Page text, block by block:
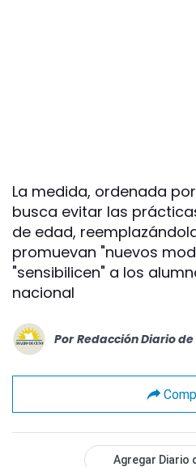
La medida, ordenada
busca evitar las
de edad,
promuevan "nuevos
"sensibilicen" a los
nacional
Por Redacción Diario
Agregar Diario